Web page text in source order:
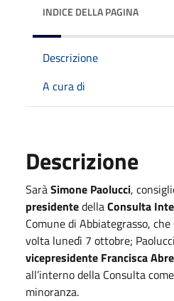
INDICE DELLA PAGINA
Descrizione
A cura di
Descrizione
SaràSimone Paolucci,
presidentedellaConsulta
Comune di Abbiategrasso,
volta lunedì 7 ottobre;
vicepresidente Francisca
all’interno della Consulta
minoranza.